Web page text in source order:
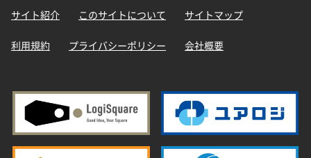
サイト紹介 このサイトについて サイトマップ
利用規約 プライバシーポリシー 会社概要